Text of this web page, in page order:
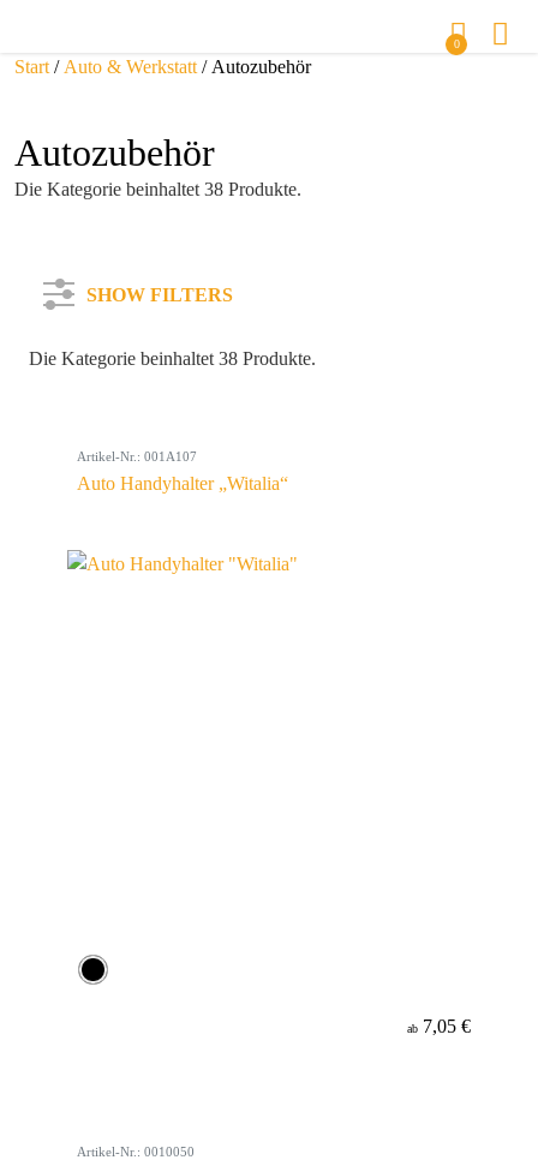
0
Start / Auto & Werkstatt / Autozubehör
Autozubehör
Die Kategorie beinhaltet 38 Produkte.
SHOW FILTERS
Farbe
Die Kategorie beinhaltet 38 Produkte.
Artikel-Nr.: 001A107
Auto Handyhalter „Witalia“
ab 7,05 €
Artikel-Nr.: 0010050